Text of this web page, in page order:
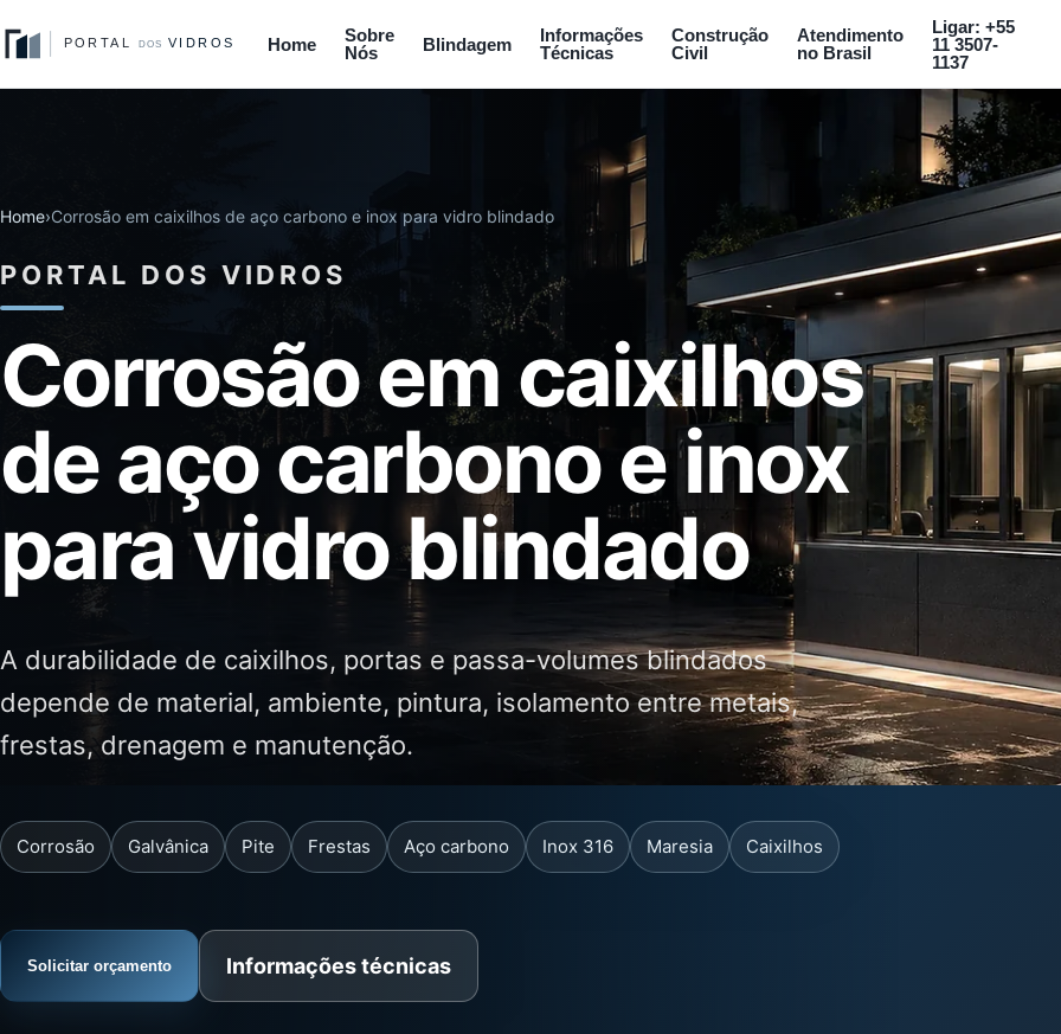
Home
Sobre
Nós
Blindagem
Informações
Técnicas
Construção
Civil
Atendimento
no Brasil
Ligar: +55
11 3507-
1137
Home›Corrosão em caixilhos de aço carbono e inox para vidro blindado
PORTAL DOS VIDROS
Corrosão em caixilhos
de aço carbono e inox
para vidro blindado
A durabilidade de caixilhos, portas e passa-volumes blindados
depende de material, ambiente, pintura, isolamento entre metais,
frestas, drenagem e manutenção.
Corrosão Galvânica Pite Frestas Aço carbono Inox 316 Maresia Caixilhos
Solicitar orçamento Informações técnicas